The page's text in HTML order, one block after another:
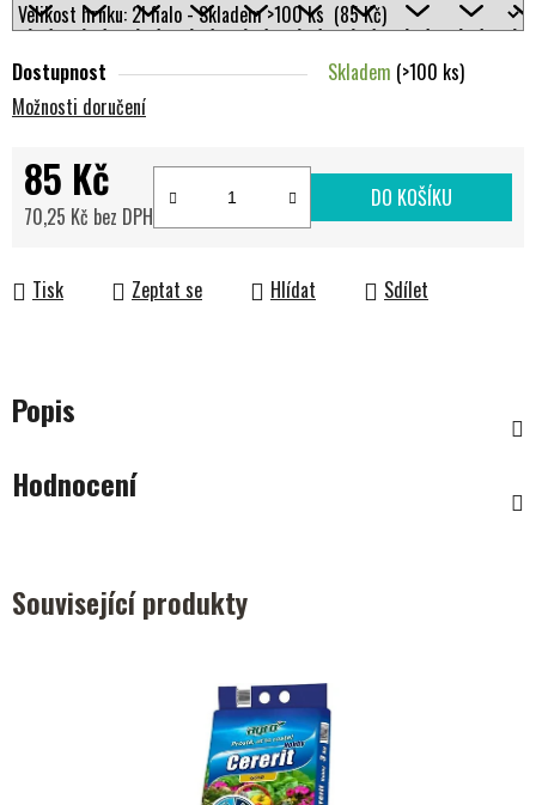
Dostupnost Skladem (>100 ks)
Možnosti doručení
85 Kč
70,25 Kč bez DPH
DO KOŠÍKU
Tisk Zeptat se Hlídat Sdílet
Popis
Hodnocení
Související produkty